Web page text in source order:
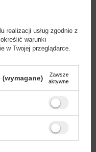
PLNbrutto
Powiadom o
dostępności
Wozinsky WF16-YLS
Watch - zielony
kolejne
realizacji usług zgodnie z
określić warunki
w Twojej przeglądarce.
Zawsze
aktywne